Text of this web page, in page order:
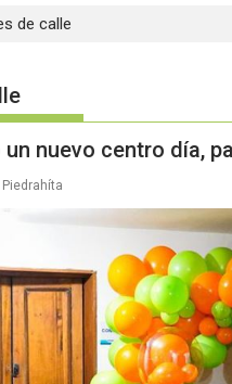
de calle
nuevo centro día,